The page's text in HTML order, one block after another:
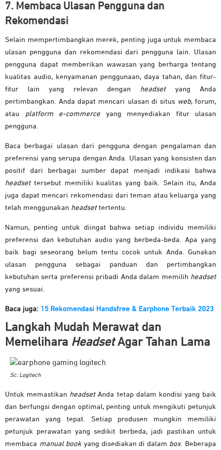
7. Membaca Ulasan Pengguna dan
Rekomendasi
Selain mempertimbangkan merek, penting juga untuk membaca
ulasan pengguna dan rekomendasi dari pengguna lain. Ulasan
pengguna dapat memberikan wawasan yang berharga tentang
kualitas audio, kenyamanan penggunaan, daya tahan, dan fitur-
fitur lain yang relevan dengan headsetyang Anda
pertimbangkan. Anda dapat mencari ulasan di situs web, forum,
atau platform e-commerce yang menyediakan fitur ulasan
pengguna.
Baca berbagai ulasan dari pengguna dengan pengalaman dan
preferensi yang serupa dengan Anda. Ulasan yang konsisten dan
positif dari berbagai sumber dapat menjadi indikasi bahwa
headsettersebut memiliki kualitas yang baik. Selain itu, Anda
juga dapat mencari rekomendasi dari teman atau keluarga yang
telah menggunakan headsettertentu.
Namun, penting untuk diingat bahwa setiap individu memiliki
preferensi dan kebutuhan audio yang berbeda-beda. Apa yang
baik bagi seseorang belum tentu cocok untuk Anda. Gunakan
ulasan pengguna sebagai panduan dan pertimbangkan
kebutuhan serta preferensi pribadi Anda dalam memilih headset
yang sesuai.
Baca juga: 15 Rekomendasi Handsfree & Earphone Terbaik 2023
Langkah Mudah Merawat dan
Memelihara HeadsetAgar Tahan Lama
Sc: Logitech
Untuk memastikan headsetAnda tetap dalam kondisi yang baik
dan berfungsi dengan optimal, penting untuk mengikuti petunjuk
perawatan yang tepat. Setiap produsen mungkin memiliki
petunjuk perawatan yang sedikit berbeda, jadi pastikan untuk
membaca manual bookyang disediakan di dalam box. Beberapa